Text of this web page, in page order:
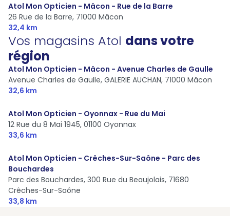
Atol Mon Opticien - Mâcon - Rue de la Barre
26 Rue de la Barre, 71000 Mâcon
32,4 km
Vos magasins Atol dans votre
région
Atol Mon Opticien - Mâcon - Avenue Charles de Gaulle
Avenue Charles de Gaulle, GALERIE AUCHAN, 71000 Mâcon
32,6 km
Atol Mon Opticien - Oyonnax - Rue du Mai
12 Rue du 8 Mai 1945, 01100 Oyonnax
33,6 km
Atol Mon Opticien - Crêches-Sur-Saône - Parc des
Bouchardes
Parc des Bouchardes, 300 Rue du Beaujolais, 71680
Crêches-Sur-Saône
33,8 km